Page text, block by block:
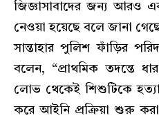
জিজ্ঞাসাবাদের জন্য আরও
নেওয়া হয়েছে বলে জানা
সান্তাহার পুলিশ ফাঁড়ির
বলেন, “প্রাথমিক তদন্তে
লোভ থেকেই শিশুটিকে হত্যা
করে আইনি প্রক্রিয়া শুরু করা